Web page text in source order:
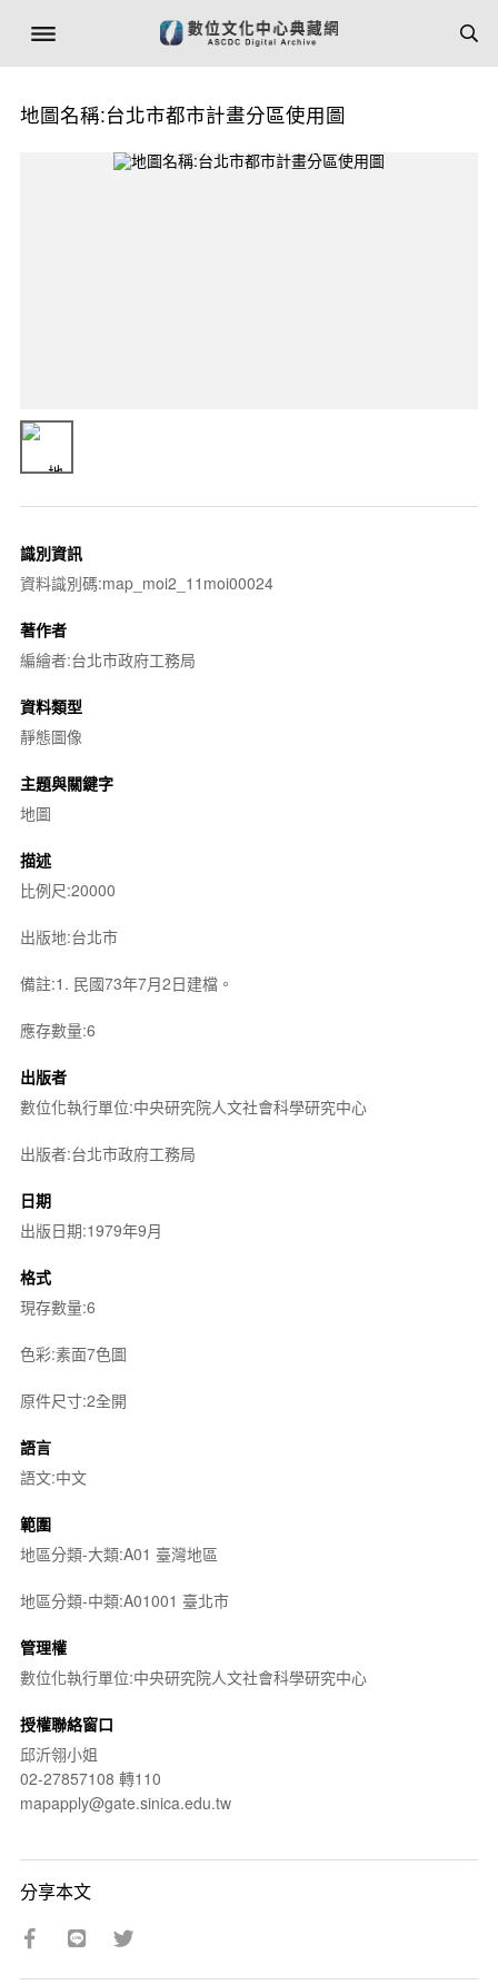
地圖名稱:台北市都市計畫分區使用圖
識別資訊
資料識別碼:map_moi2_11moi00024
著作者
編繪者:台北市政府工務局
資料類型
靜態圖像
主題與關鍵字
地圖
描述
比例尺:20000
出版地:台北市
備註:1. 民國73年7月2日建檔。
應存數量:6
出版者
數位化執行單位:中央研究院人文社會科學研究中心
出版者:台北市政府工務局
日期
出版日期:1979年9月
格式
現存數量:6
色彩:素面7色圖
原件尺寸:2全開
語言
語文:中文
範圍
地區分類-大類:A01 臺灣地區
地區分類-中類:A01001 臺北市
管理權
數位化執行單位:中央研究院人文社會科學研究中心
授權聯絡窗口
邱沂翎小姐
02-27857108 轉110
mapapply@gate.sinica.edu.tw
分享本文